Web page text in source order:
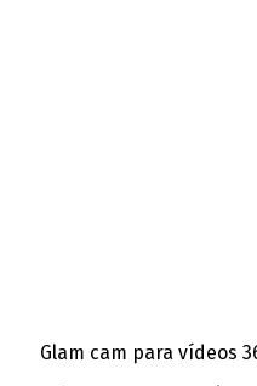
Glam cam para vídeos